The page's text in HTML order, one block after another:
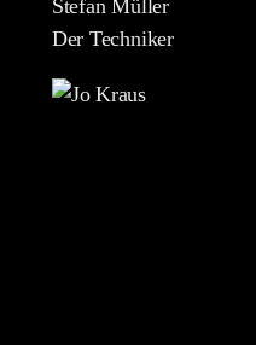
Stefan Müller
Der Techniker